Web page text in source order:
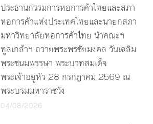
ประธานกรรมการหอการค้าไทยและสภา
หอการค้าแห่งประเทศไทยและนายกสภา
มหาวิทยาลัยหอการค้าไทย นำคณะฯ
ทูลเกล้าฯ ถวายพระพรชัยมงคล วันเฉลิม
พระชนมพรรษา พระบาทสมเด็จ
พระเจ้าอยู่หัว 28 กรกฎาคม 2569 ณ
พระบรมมหาราชวัง
04/08/2026